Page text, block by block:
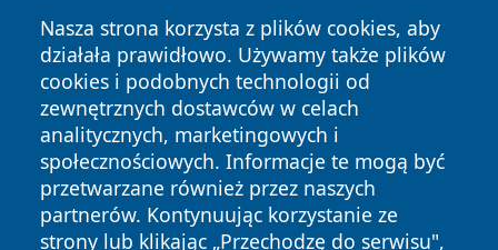
Nasza strona korzysta z plików cookies, aby
działała prawidłowo. Używamy także plików
cookies i podobnych technologii od
zewnętrznych dostawców w celach
analitycznych, marketingowych i
społecznościowych. Informacje te mogą być
przetwarzane również przez naszych
partnerów. Kontynuując korzystanie ze
strony lub klikając „Przechodzę do serwisu",
Copyright © 2026 portalzielonagora.pl Wszystkie prawa
zastrzeżone.